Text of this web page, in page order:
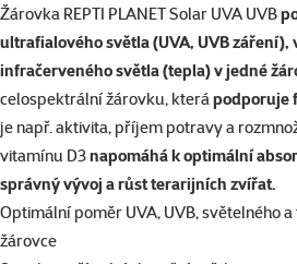
superzoo.product.detail.content
Žárovka REPTI PLANET Solar UVA UVB
ultrafialového světla (UVA, UVB
infračerveného světla (tepla) v jedné
celospektrální žárovku, kterápodporuje
je např. aktivita, příjem potravy a
vitamínu D3napomáhá k optimální
správný vývoj a růst terarijních zvířat.
Optimální poměr UVA, UVB, světelného
žárovce